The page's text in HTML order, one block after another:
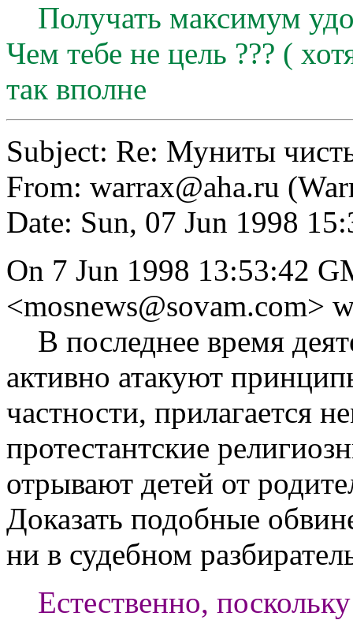
Получать максимум
Чем тебе не цель ??? (
так вполне
Subject: Re: Муниты
From: warrax@aha.ru
Date: Sun, 07 Jun 1998
On 7 Jun 1998 13:53:42
<mosnews@sovam.com>
В последнее время
активно атакуют
частности, прилагается
протестантские
отрывают детей от
Доказать подобные
ни в судебном
Естественно,